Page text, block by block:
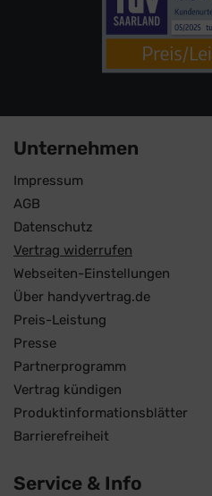
Unternehmen
Impressum
AGB
Datenschutz
Vertrag widerrufen
Webseiten-Einstellungen
Über handyvertrag.de
Preis-Leistung
Presse
Partnerprogramm
Vertrag kündigen
Produktinformationsblätter
Barrierefreiheit
Service & Info